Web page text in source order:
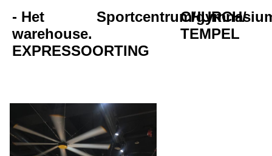
- Het
warehouse.
EXPRESSOORTING
Sportcentrum/CHURCH/
TEMPEL